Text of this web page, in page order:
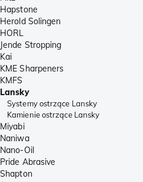
Hapstone
Herold Solingen
HORL
Jende Stropping
Kai
KME Sharpeners
KMFS
Lansky
Systemy ostrzące Lansky
Kamienie ostrzące Lansky
Miyabi
Naniwa
Nano-Oil
Pride Abrasive
Shapton